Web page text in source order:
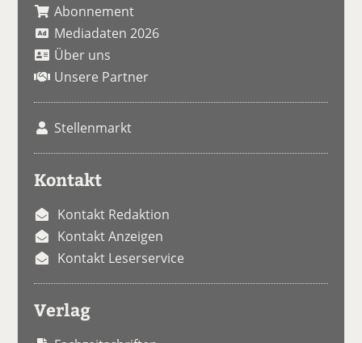
Abonnement
Mediadaten 2026
Über uns
Unsere Partner
Stellenmarkt
Kontakt
Kontakt Redaktion
Kontakt Anzeigen
Kontakt Leserservice
Verlag